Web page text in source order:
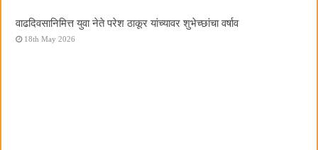
वाढदिवसानिमित्त युवा नेते परेश ठाकूर यांच्यावर शुभेच्छांचा वर्षाव
18th May 2026